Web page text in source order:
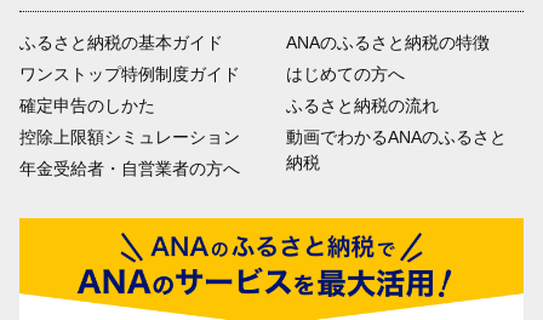
ふるさと納税の基本ガイド
ワンストップ特例制度ガイド
確定申告のしかた
控除上限額シミュレーション
年金受給者・自営業者の方へ
ANAのふるさと納税の特徴
はじめての方へ
ふるさと納税の流れ
動画でわかるANAのふるさと
納税